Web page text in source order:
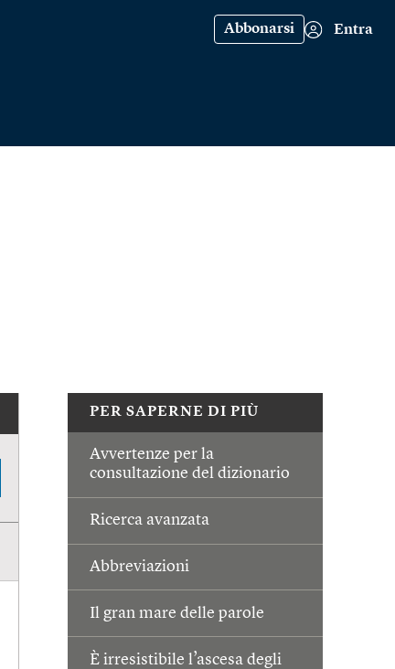
Abbonarsi Entra
PER SAPERNE DI PIÙ
Avvertenze per la
consultazione del dizionario
Ricerca avanzata
Abbreviazioni
Il gran mare delle parole
È irresistibile l’ascesa degli